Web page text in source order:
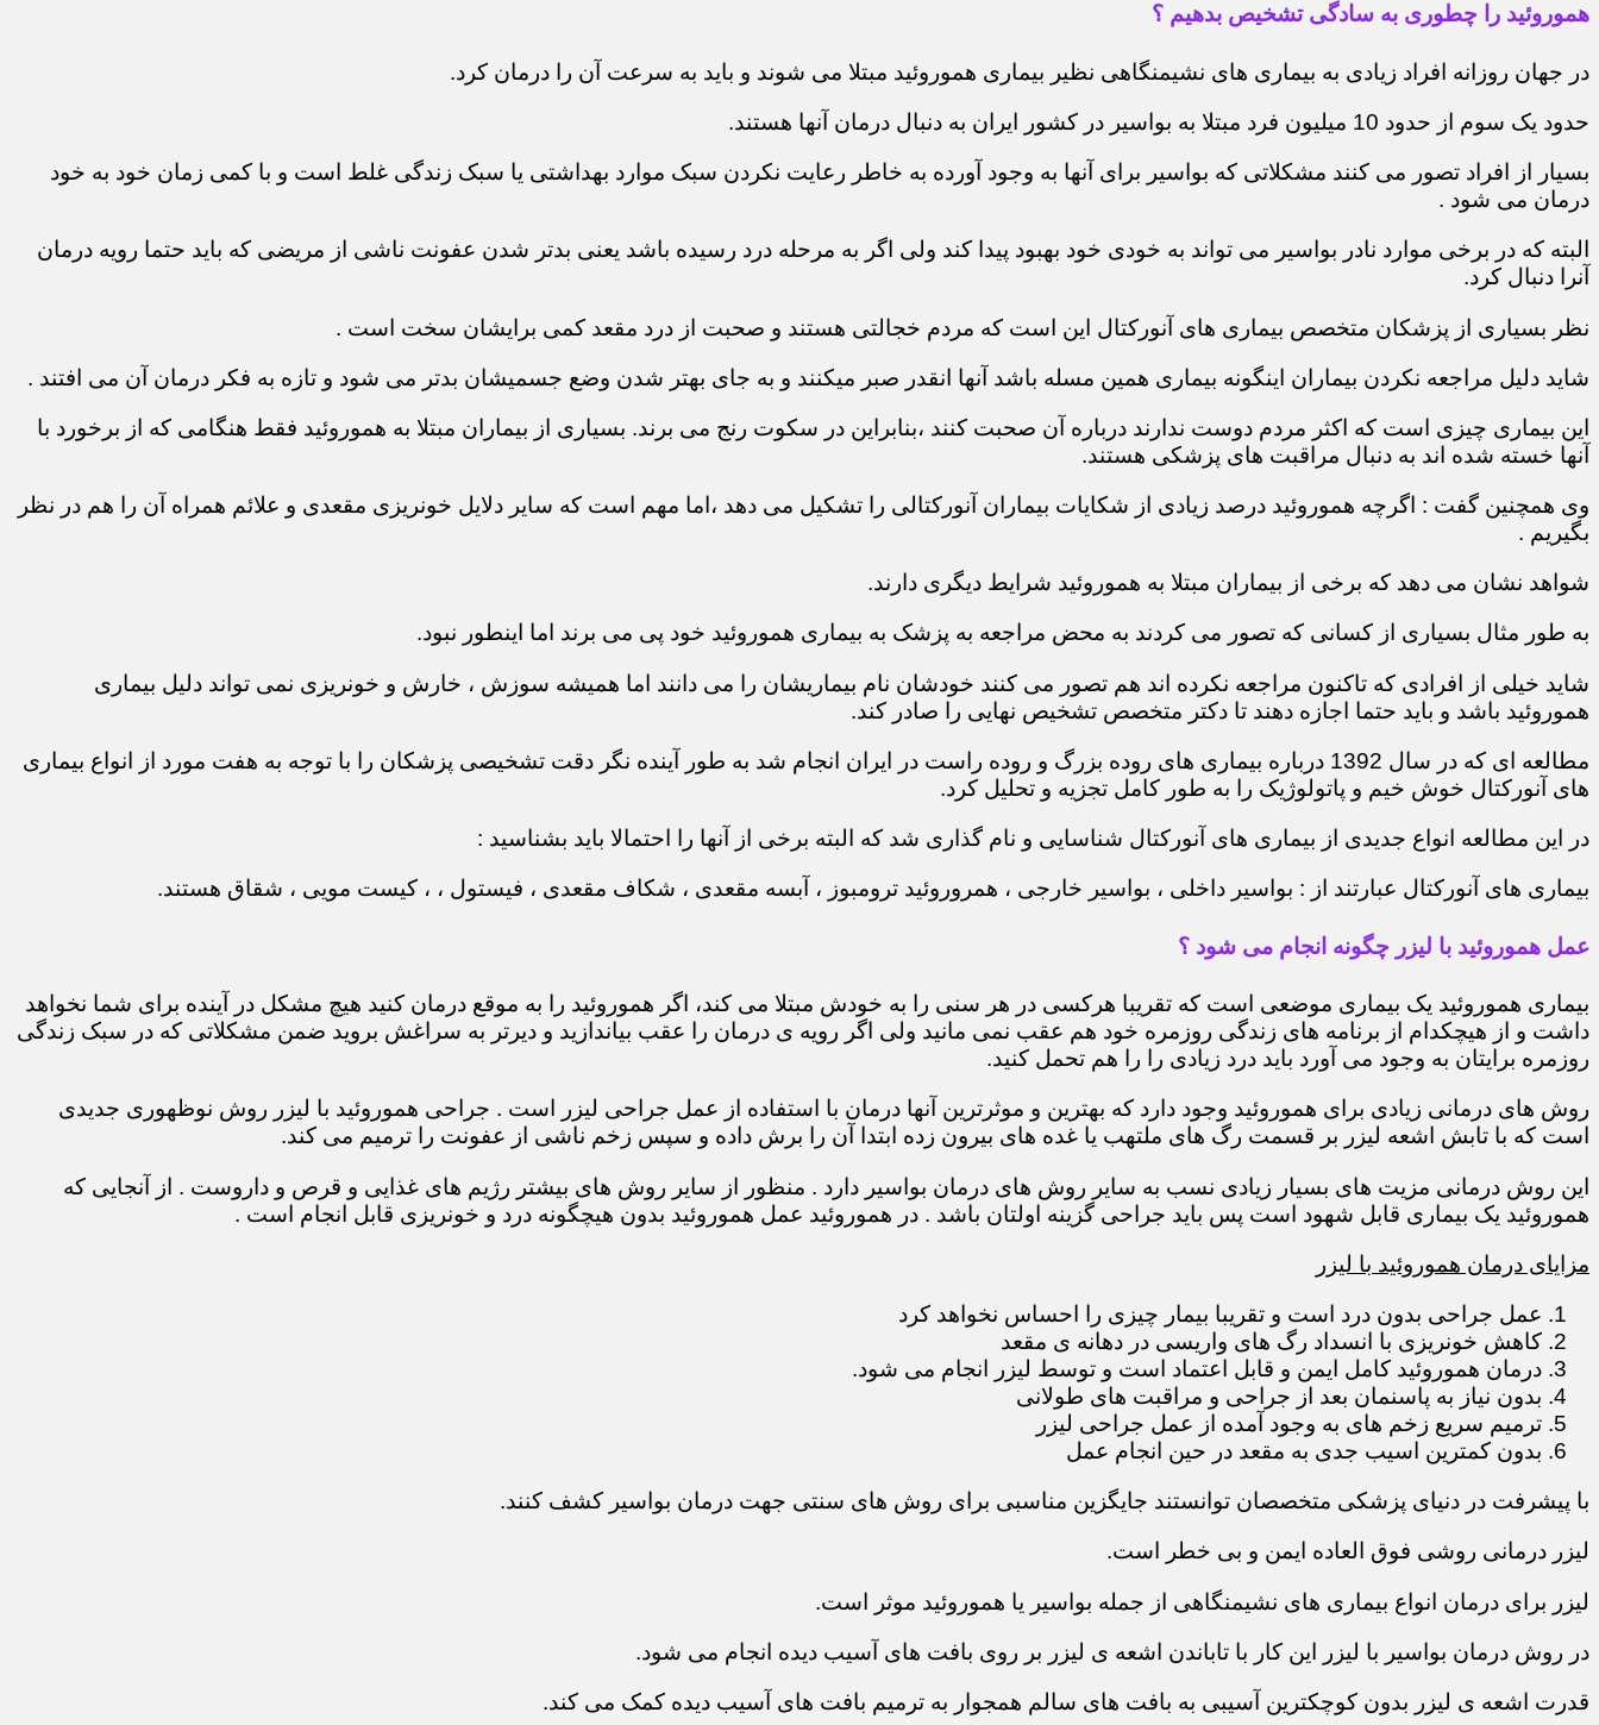
هموروئید را چطوری به سادگی تشخیص بدهیم ؟
در جهان روزانه افراد زیادی به بیماری های نشیمنگاهی نظیر بیماری هموروئید مبتلا می شوند و باید به سرعت آن را درمان کرد.
حدود یک سوم از حدود 10 میلیون فرد مبتلا به بواسیر در کشور ایران به دنبال درمان آنها هستند.
بسیار از افراد تصور می کنند مشکلاتی که بواسیر برای آنها به وجود آورده به خاطر رعایت نکردن سبک موارد بهداشتی یا سبک زندگی غلط است و با کمی زمان خود به خود
درمان می شود .
البته که در برخی موارد نادر بواسیر می تواند به خودی خود بهبود پیدا کند ولی اگر به مرحله درد رسیده باشد یعنی بدتر شدن عفونت ناشی از مریضی که باید حتما رویه درمان
آنرا دنبال کرد.
نظر بسیاری از پزشکان متخصص بیماری های آنورکتال این است که مردم خجالتی هستند و صحبت از درد مقعد کمی برایشان سخت است .
شاید دلیل مراجعه نکردن بیماران اینگونه بیماری همین مسله باشد آنها انقدر صبر میکنند و به جای بهتر شدن وضع جسمیشان بدتر می شود و تازه به فکر درمان آن می افتند .
این بیماری چیزی است که اکثر مردم دوست ندارند درباره آن صحبت کنند ،بنابراین در سکوت رنج می برند. بسیاری از بیماران مبتلا به هموروئید فقط هنگامی که از برخورد با
آنها خسته شده اند به دنبال مراقبت های پزشکی هستند.
وی همچنین گفت : اگرچه هموروئید درصد زیادی از شکایات بیماران آنورکتالی را تشکیل می دهد ،اما مهم است که سایر دلایل خونریزی مقعدی و علائم همراه آن را هم در نظر
بگیریم .
شواهد نشان می دهد که برخی از بیماران مبتلا به هموروئید شرایط دیگری دارند.
به طور مثال بسیاری از کسانی که تصور می کردند به محض مراجعه به پزشک به بیماری هموروئید خود پی می برند اما اینطور نبود.
شاید خیلی از افرادی که تاکنون مراجعه نکرده اند هم تصور می کنند خودشان نام بیماریشان را می دانند اما همیشه سوزش ، خارش و خونریزی نمی تواند دلیل بیماری
هموروئید باشد و باید حتما اجازه دهند تا دکتر متخصص تشخیص نهایی را صادر کند.
مطالعه ای که در سال 1392 درباره بیماری های روده بزرگ و روده راست در ایران انجام شد به طور آینده نگر دقت تشخیصی پزشکان را با توجه به هفت مورد از انواع بیماری
های آنورکتال خوش خیم و پاتولوژیک را به طور کامل تجزیه و تحلیل کرد.
در این مطالعه انواع جدیدی از بیماری های آنورکتال شناسایی و نام گذاری شد که البته برخی از آنها را احتمالا باید بشناسید :
بیماری های آنورکتال عبارتند از : بواسیر داخلی ، بواسیر خارجی ، همروروئید ترومبوز ، آبسه مقعدی ، شکاف مقعدی ، فیستول ، ، کیست مویی ، شقاق هستند.
عمل هموروئید با لیزر چگونه انجام می شود ؟
بیماری هموروئید یک بیماری موضعی است که تقریبا هرکسی در هر سنی را به خودش مبتلا می کند، اگر هموروئید را به موقع درمان کنید هیچ مشکل در آینده برای شما نخواهد
داشت و از هیچکدام از برنامه های زندگی روزمره خود هم عقب نمی مانید ولی اگر رویه ی درمان را عقب بیاندازید و دیرتر به سراغش بروید ضمن مشکلاتی که در سبک زندگی
روزمره برایتان به وجود می آورد باید درد زیادی را را هم تحمل کنید.
روش های درمانی زیادی برای هموروئید وجود دارد که بهترین و موثرترین آنها درمان با استفاده از عمل جراحی لیزر است . جراحی هموروئید با لیزر روش نوظهوری جدیدی
است که با تابش اشعه لیزر بر قسمت رگ های ملتهب یا غده های بیرون زده ابتدا آن را برش داده و سپس زخم ناشی از عفونت را ترمیم می کند.
این روش درمانی مزیت های بسیار زیادی نسب به سایر روش های درمان بواسیر دارد . منظور از سایر روش های بیشتر رژیم های غذایی و قرص و داروست . از آنجایی که
هموروئید یک بیماری قابل شهود است پس باید جراحی گزینه اولتان باشد . در هموروئید عمل هموروئید بدون هیچگونه درد و خونریزی قابل انجام است .
مزایای درمان هموروئید با لیزر
عمل جراحی بدون درد است و تقریبا بیمار چیزی را احساس نخواهد کرد
کاهش خونریزی با انسداد رگ های واریسی در دهانه ی مقعد
درمان هموروئید کامل ایمن و قابل اعتماد است و توسط لیزر انجام می شود.
بدون نیاز به پاسنمان بعد از جراحی و مراقبت های طولانی
ترمیم سریع زخم های به وجود آمده از عمل جراحی لیزر
بدون کمترین اسیب جدی به مقعد در حین انجام عمل
با پیشرفت در دنیای پزشکی متخصصان توانستند جایگزین مناسبی برای روش های سنتی جهت درمان بواسیر کشف کنند.
لیزر درمانی روشی فوق العاده ایمن و بی خطر است.
لیزر برای درمان انواع بیماری های نشیمنگاهی از جمله بواسیر یا هموروئید موثر است.
در روش درمان بواسیر با لیزر این کار با تاباندن اشعه ی لیزر بر روی بافت های آسیب دیده انجام می شود.
قدرت اشعه ی لیزر بدون کوچکترین آسیبی به بافت های سالم همجوار به ترمیم بافت های آسیب دیده کمک می کند.